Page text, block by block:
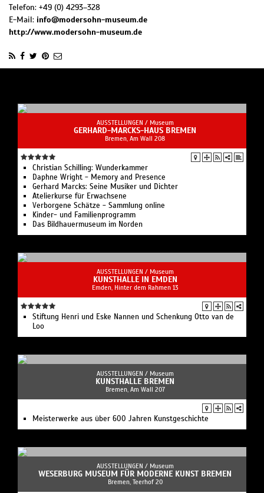
Telefon: +49 (0) 4293–328
E-Mail: info@modersohn-museum.de
http://www.modersohn-museum.de
AUSSTELLUNGEN / Museum
GERHARD-MARCKS-HAUS BREMEN
Bremen, Am Wall 208
Christian Schilling: Wunderkammer
Daphne Wright - Memory and Presence
Gerhard Marcks: Seine Musiker und Dichter
Atelierkurse für Erwachsene
Verborgene Schätze - Sammlung online
Kinder- und Familienprogramm
Das Bildhauermuseum im Norden
AUSSTELLUNGEN / Museum
KUNSTHALLE IN EMDEN
Emden, Hinter dem Rahmen 13
Stiftung Henri und Eske Nannen und Schenkung Otto van de
Loo
AUSSTELLUNGEN / Museum
KUNSTHALLE BREMEN
Bremen, Am Wall 207
Meisterwerke aus über 600 Jahren Kunstgeschichte
AUSSTELLUNGEN / Museum
WESERBURG MUSEUM FÜR MODERNE KUNST BREMEN
Bremen, Teerhof 20